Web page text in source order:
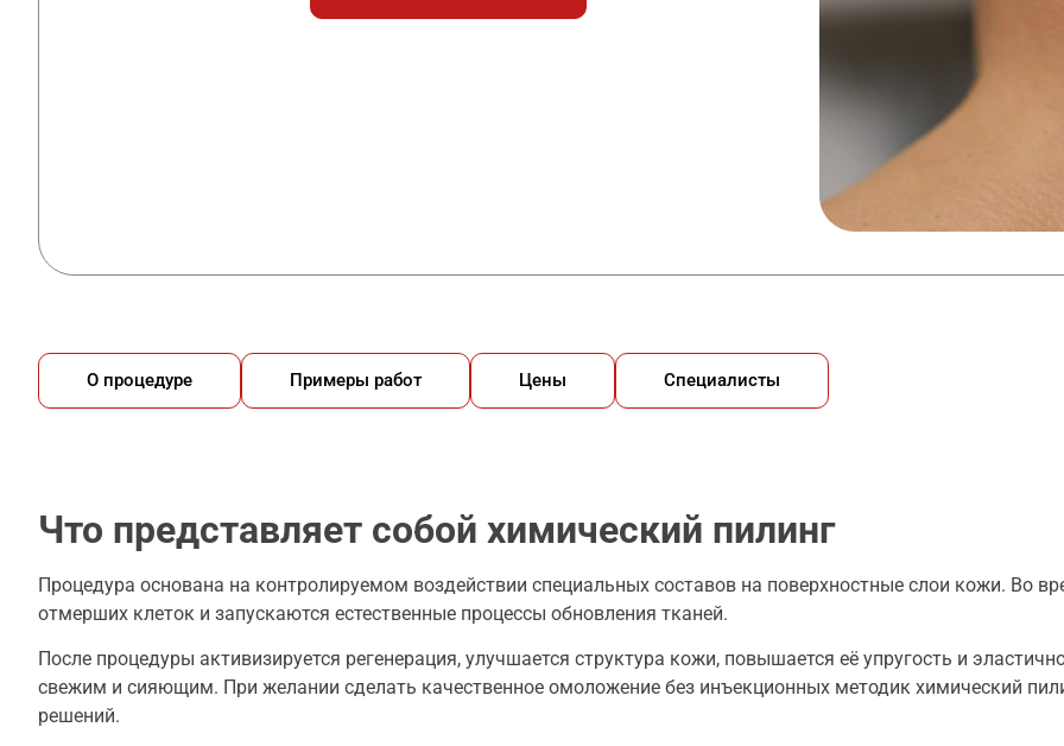
О процедуре Примеры работ Цены Специалисты
Что представляет собой химический пилинг
Процедура основана на контролируемом воздействии специальных составов на поверхностные слои кожи. Во
отмерших клеток и запускаются естественные процессы обновления тканей.
После процедуры активизируется регенерация, улучшается структура кожи, повышается её упругость и
свежим и сияющим. При желании сделать качественное омоложение без инъекционных методик химический
решений.